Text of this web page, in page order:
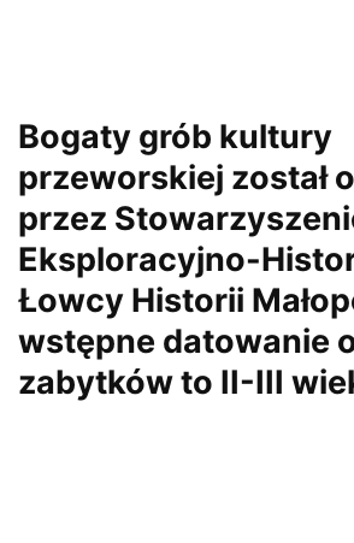
Bogaty grób kultury
przeworskiej został
przez
Eksploracyjno-
Łowcy Historii
wstępne datowanie
zabytków to II-III